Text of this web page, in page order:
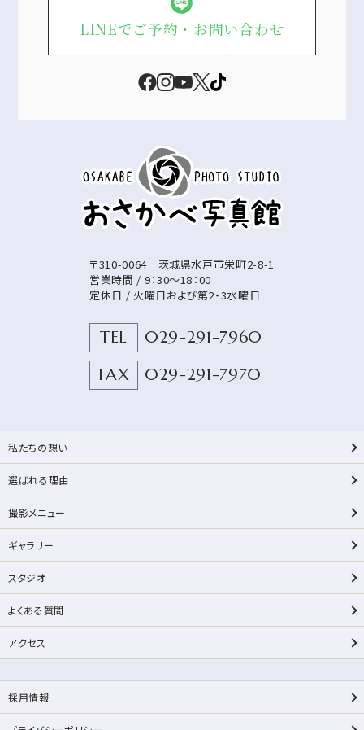
LINEでご予約・お問い合わせ
〒310-0064 茨城県水戸市栄町2-8-1
営業時間 / 9：30～18：00
定休日 / 火曜日および第2・3水曜日
TEL
029-291-7960
FAX
029-291-7970
私たちの想い
選ばれる理由
撮影メニュー
ギャラリー
スタジオ
よくある質問
アクセス
採用情報